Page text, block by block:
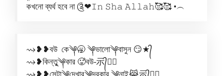
কখনো ব্যর্থ হবে না ༊❤𝙸𝚗 𝚂𝚑𝚊 𝙰𝚕𝚕𝚊𝚑🥰🥰 •︵
⇝❥❥বউ কে༆🥱 ༆ভালো༆বাসুন 😏★᭄
⇝❥কিন্তুু༆কার 🥵বউ-⽰᭄★᭄
⇝❥❥সেটা༆দেখার༆দরকার ༆নাই😹⽰᭄★᭄